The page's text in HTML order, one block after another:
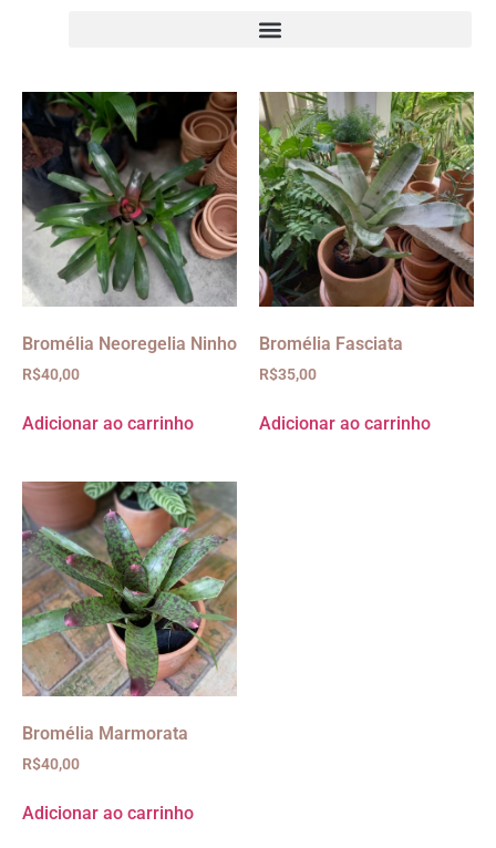
Bromélia Neoregelia Ninho
R$40,00
Adicionar ao carrinho
Bromélia Fasciata
R$35,00
Adicionar ao carrinho
Bromélia Marmorata
R$40,00
Adicionar ao carrinho